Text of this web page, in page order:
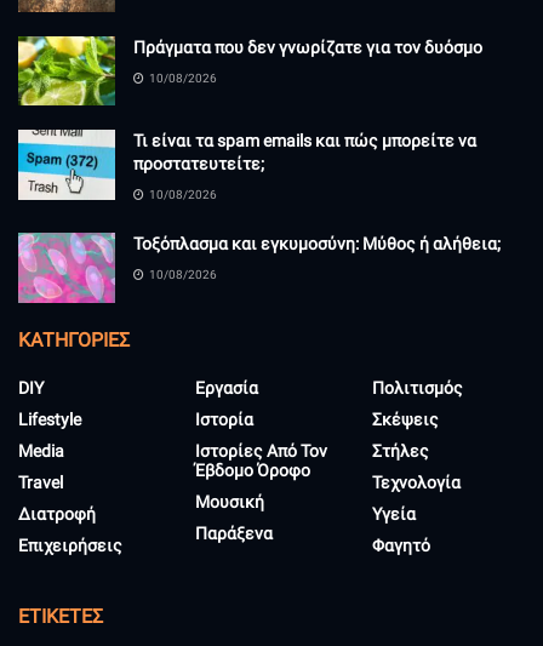
Πράγματα που δεν γνωρίζατε για τον δυόσμο
10/08/2026
Τι είναι τα spam emails και πώς μπορείτε να
προστατευτείτε;
10/08/2026
Τοξόπλασμα και εγκυμοσύνη: Μύθος ή αλήθεια;
10/08/2026
KΑΤΗΓΟΡΊΕΣ
DIY
Lifestyle
Media
Travel
Διατροφή
Επιχειρήσεις
Εργασία
Ιστορία
Ιστορίες Από Τον
Έβδομο Όροφο
Μουσική
Παράξενα
Πολιτισμός
Σκέψεις
Στήλες
Τεχνολογία
Υγεία
Φαγητό
ΕΤΙΚΈΤΕΣ